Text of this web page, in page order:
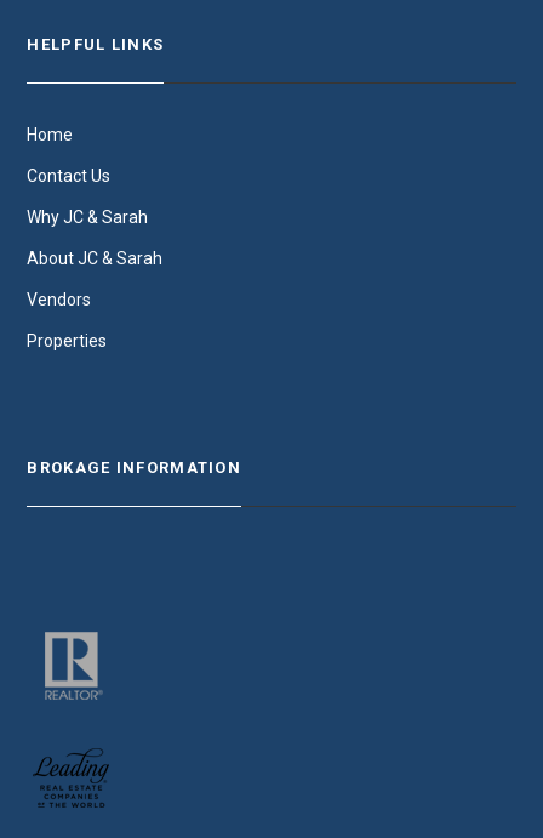
HELPFUL LINKS
Home
Contact Us
Why JC & Sarah
About JC & Sarah
Vendors
Properties
BROKAGE INFORMATION